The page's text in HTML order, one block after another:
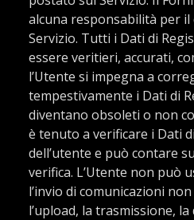
alcuna responsabilità per
Servizio. Tutti i Dati di
essere veritieri, accurati,
l’Utente si impegna a
tempestivamente i Dati di
diventano obsoleti o non
è tenuto a verificare i Dati
dell’utente e può contare
verifica. L’Utente non può
l’invio di comunicazioni
l’upload, la trasmissione,